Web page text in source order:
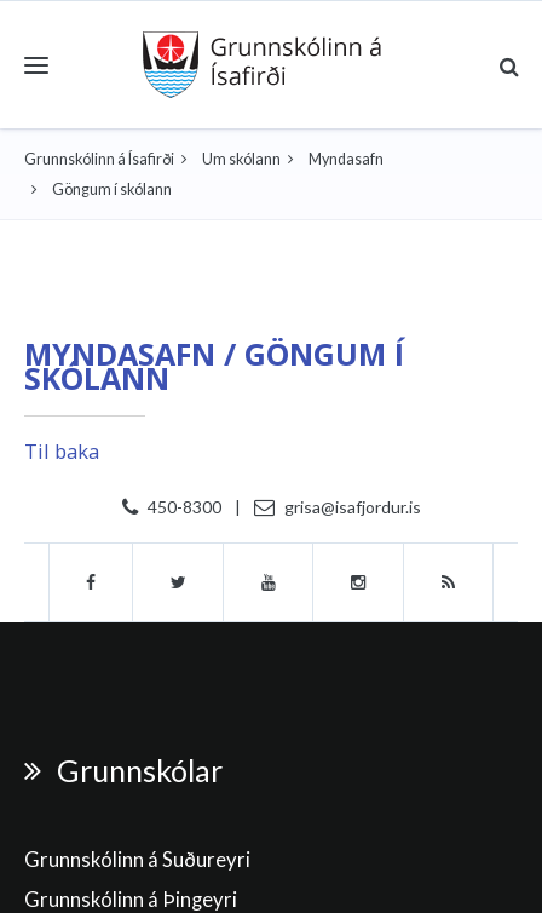
Toggle navigation
Grunnskólinn á Ísafirði Um skólann
Myndasafn
Göngum í skólann
MYNDASAFN / GÖNGUM Í
SKÓLANN
Til baka
450-8300 | grisa@isafjordur.is
Grunnskólar
Grunnskólinn á Suðureyri
Grunnskólinn á Þingeyri